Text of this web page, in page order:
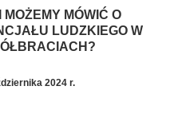
MÓWIĆ O
LUDZKIEGO W
2024 r.